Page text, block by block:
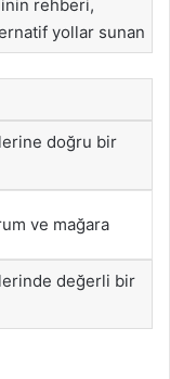
rehberi,
yollar sunan
doğru bir
ve mağara
değerli bir